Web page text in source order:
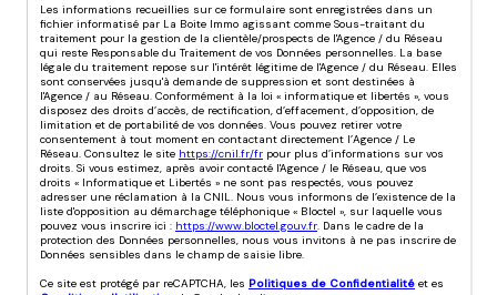
Les informations recueillies sur ce formulaire sont enregistrées dans un
fichier informatisé par La Boite Immo agissant comme Sous-traitant du
traitement pour la gestion de la clientèle/prospects de l'Agence / du Réseau
qui reste Responsable du Traitement de vos Données personnelles. La base
légale du traitement repose sur l'intérêt légitime de l'Agence / du Réseau. Elles
sont conservées jusqu'à demande de suppression et sont destinées à
l'Agence / au Réseau. Conformément à la loi « informatique et libertés », vous
disposez des droits d’accès, de rectification, d’effacement, d’opposition, de
limitation et de portabilité de vos données. Vous pouvez retirer votre
consentement à tout moment en contactant directement l’Agence / Le
Réseau. Consultez le site https://cnil.fr/fr pour plus d’informations sur vos
droits. Si vous estimez, après avoir contacté l'Agence / le Réseau, que vos
droits « Informatique et Libertés » ne sont pas respectés, vous pouvez
adresser une réclamation à la CNIL. Nous vous informons de l’existence de la
liste d'opposition au démarchage téléphonique « Bloctel », sur laquelle vous
pouvez vous inscrire ici : https://www.bloctel.gouv.fr. Dans le cadre de la
protection des Données personnelles, nous vous invitons à ne pas inscrire de
Données sensibles dans le champ de saisie libre.
Ce site est protégé par reCAPTCHA, les Politiques de Confidentialité et es